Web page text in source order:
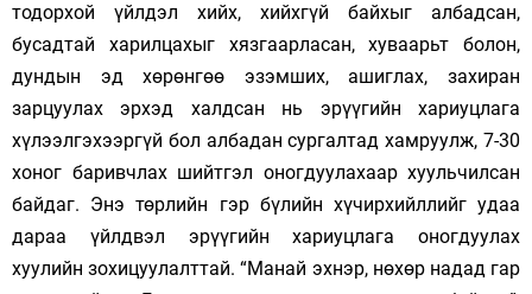
тодорхой үйлдэл хийх, хийхгүй байхыг албадсан,
бусадтай харилцахыг хязгаарласан, хуваарьт болон,
дундын эд хөрөнгөө эзэмших, ашиглах, захиран
зарцуулах эрхэд халдсан нь эрүүгийн хариуцлага
хүлээлгэхээргүй бол албадан сургалтад хамруулж, 7-30
хоног баривчлах шийтгэл оногдуулахаар хуульчилсан
байдаг. Энэ төрлийн гэр бүлийн хүчирхийллийг удаа
дараа үйлдвэл эрүүгийн хариуцлага оногдуулах
хуулийн зохицуулалттай. “Манай эхнэр, нөхөр надад гар